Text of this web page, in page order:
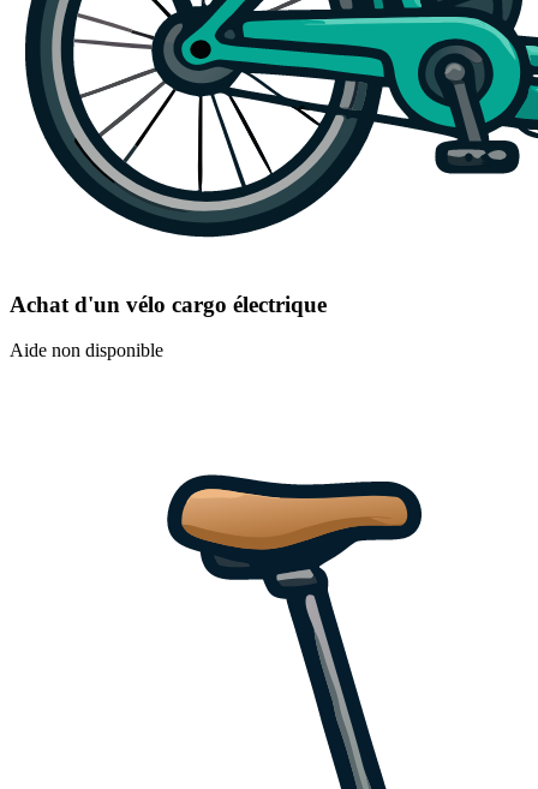
Achat d'un vélo cargo électrique
Aide non disponible